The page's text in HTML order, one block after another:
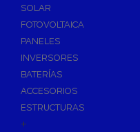
SOLAR
FOTOVOLTAICA
PANELES
INVERSORES
BATERÍAS
ACCESORIOS
ESTRUCTURAS
+